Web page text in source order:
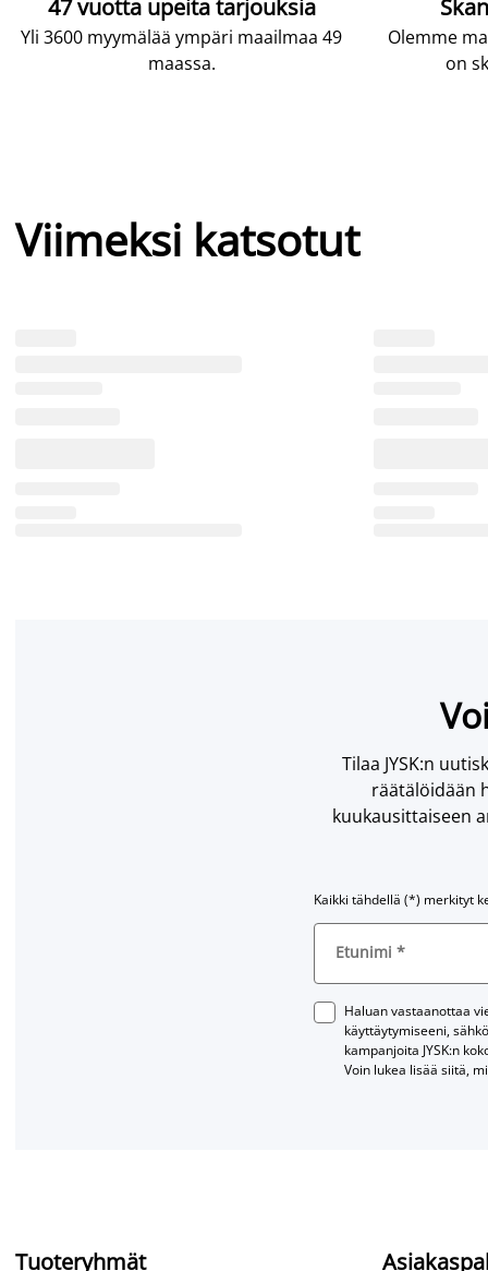
47 vuotta upeita tarjouksia
Yli 3600 myymälää ympäri maailmaa 49
maassa.
Olemme
on
Viimeksi katsotut
Tilaa JYSK:n
räätälöidään
kuukausittaiseen
Kaikki tähdellä (*) merkityt
Etunimi *
Haluan vastaanottaa
käyttäytymiseeni,
kampanjoita JYSK:n
Voin lukea lisää siitä,
Tuoteryhmät